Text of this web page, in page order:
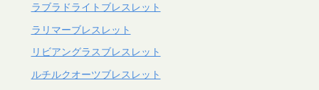
ラブラドライトブレスレット
ラリマーブレスレット
リビアングラスブレスレット
ルチルクオーツブレスレット